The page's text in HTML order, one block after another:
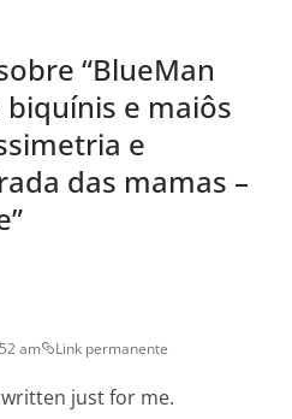
“BlueMan
biquínis e maiôs
e
das mamas –
”
am Link permanente
just for me.